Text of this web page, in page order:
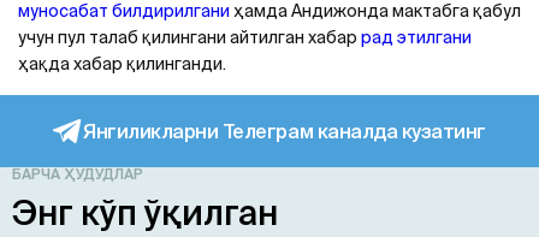
муносабат билдирилгани ҳамда Aндижонда мактабга қабул
учун пул талаб қилингани айтилган хабар рад этилгани
ҳақда хабар қилинганди.
Янгиликларни Телеграм каналда кузатинг
БАРЧА ҲУДУДЛАР
Энг кўп ўқилган